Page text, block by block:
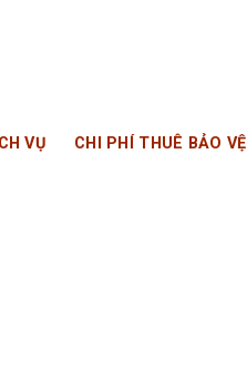
VỤ CHI PHÍ THUÊ BẢO VỆ